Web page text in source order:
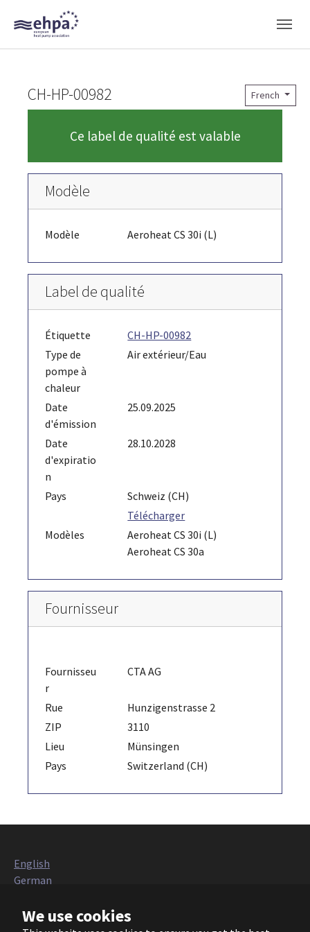
We use cookies
Skip to main navigation
Skip to main content
Skip to page footer
French
CH-HP-00982
Ce label de qualité est valable
Modèle
Modèle Aeroheat CS 30i (L)
Label de qualité
Étiquette
CH-HP-00982
Type de
pompe à
chaleur
Air extérieur/Eau
Date
d'émission
25.09.2025
Date
d'expiratio
n
28.10.2028
Pays
Schweiz (CH)
Télécharger
Modèles
Aeroheat CS 30i (L)
Aeroheat CS 30a
Fournisseur
Fournisseu
r
CTA AG
Rue
Hunzigenstrasse 2
ZIP
3110
Lieu
Münsingen
Pays
Switzerland (CH)
English
German
French